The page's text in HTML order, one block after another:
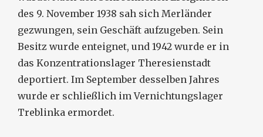
des 9. November 1938 sah sich Merländer
gezwungen, sein Geschäft aufzugeben. Sein
Besitz wurde enteignet, und 1942 wurde er in
das Konzentrationslager Theresienstadt
deportiert. Im September desselben Jahres
wurde er schließlich im Vernichtungslager
Treblinka ermordet.